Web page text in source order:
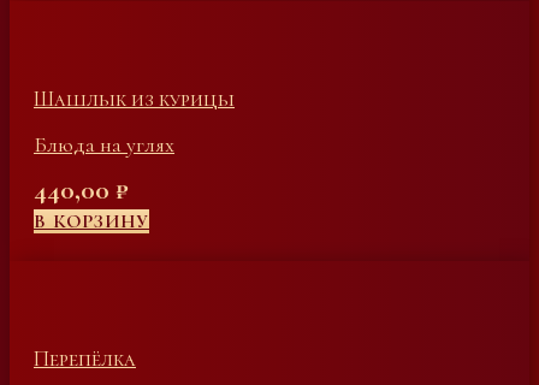
Шашлык из курицы
Блюда на углях
440,00 ₽
В КОРЗИНУ
Перепёлка